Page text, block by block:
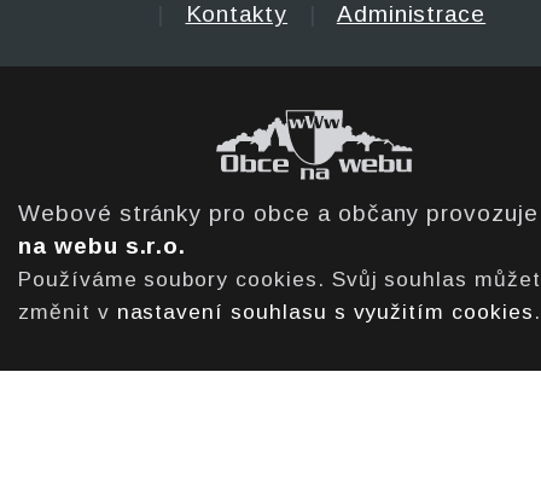
Kontakty Administrace
Webové stránky pro obce a občany
na webu s.r.o.
Používáme soubory cookies. Svůj souhlas
změnit v nastavení souhlasu s využitím cookies .